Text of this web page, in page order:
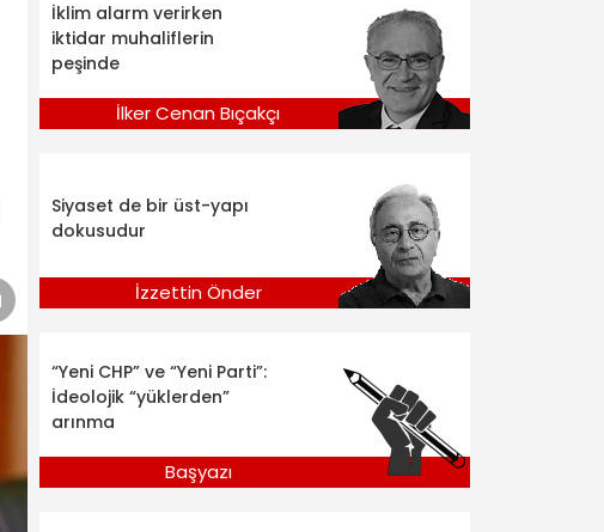
İklim alarm verirken
iktidar muhaliflerin
peşinde
İlker Cenan Bıçakçı
Siyaset de bir üst-yapı
dokusudur
İzzettin Önder
“Yeni CHP” ve “Yeni Parti”:
İdeolojik “yüklerden”
arınma
Başyazı